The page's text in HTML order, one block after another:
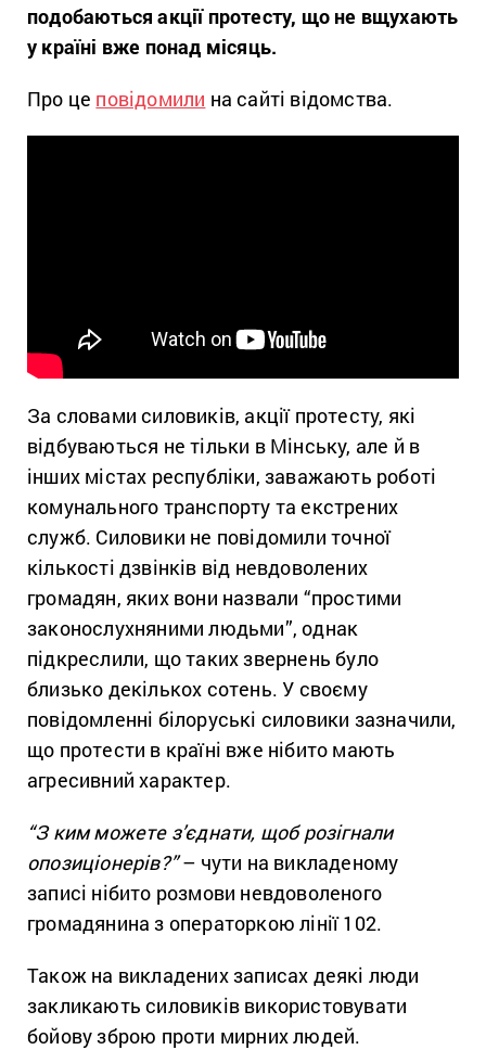
подобаються акції протесту, що не вщухають
у країні вже понад місяць.
Про це повідомили на сайті відомства.
За словами силовиків, акції протесту, які
відбуваються не тільки в Мінську, але й в
інших містах республіки, заважають роботі
комунального транспорту та екстрених
служб. Силовики не повідомили точної
кількості дзвінків від невдоволених
громадян, яких вони назвали “простими
законослухняними людьми”, однак
підкреслили, що таких звернень було
близько декількох сотень. У своєму
повідомленні білоруські силовики зазначили,
що протести в країні вже нібито мають
агресивний характер.
“З ким можете з’єднати, щоб розігнали
опозиціонерів?”– чути на викладеному
записі нібито розмови невдоволеного
громадянина з операторкою лінії 102.
Також на викладених записах деякі люди
закликають силовиків використовувати
бойову зброю проти мирних людей.